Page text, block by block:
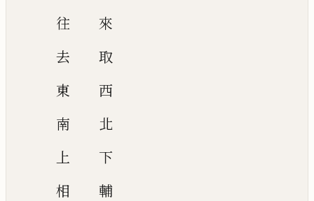
往
來
去
取
東
西
南
北
上
下
相
輔